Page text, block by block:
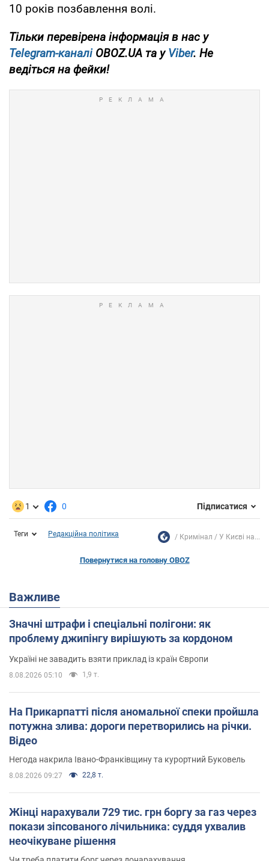
10 років позбавлення волі.
Тільки перевірена інформація в нас у
Telegram-каналіOBOZ.UA та уViber. Не
ведіться на фейки!
1 0 Підписатися
Теги Редакційна політика Кримінал У Києві на...
Повернутися на головну OBOZ
Важливе
Значні штрафи і спеціальні полігони: як
проблему джипінгу вирішують за кордоном
Україні не завадить взяти приклад із країн Європи
8.08.2026 05:10 1,9 т.
На Прикарпатті після аномальної спеки пройшла
потужна злива: дороги перетворились на річки.
Відео
Негода накрила Івано-Франківщину та курортний Буковель
8.08.2026 09:27 22,8 т.
Жінці нарахували 729 тис. грн боргу за газ через
покази зіпсованого лічильника: суддя ухвалив
неочікуване рішення